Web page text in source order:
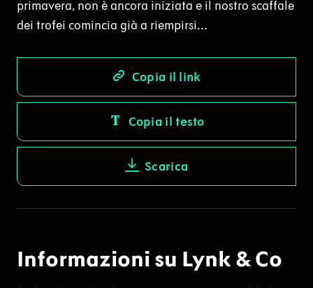
primavera, non è ancora iniziata e il nostro scaffale
dei trofei comincia già a riempirsi...
Copia il link
Copia il testo
Scarica
Informazioni su Lynk & Co